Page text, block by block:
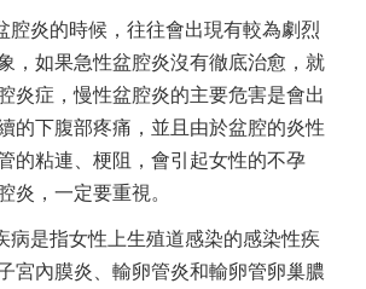
腔炎的時候，往往會出現有較為劇烈
，如果急性盆腔炎沒有徹底治愈，就
炎症，慢性盆腔炎的主要危害是會出
的下腹部疼痛，並且由於盆腔的炎性
的粘連、梗阻，會引起女性的不孕
炎，一定要重視。
病是指女性上生殖道感染的感染性疾
宮內膜炎、輸卵管炎和輸卵管卵巢膿